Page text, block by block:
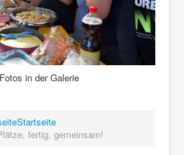
in der Galerie
Startseite
fertig, gemeinsam!